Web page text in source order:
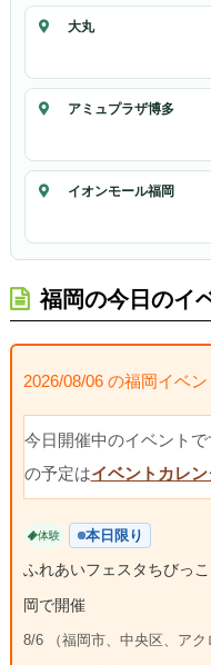
大丸
アミュプラザ博多
イオンモール福岡
福岡の今日のイ
2026/08/06 の福岡イベン
今日開催中のイベント
の予定はイベントカレ
体験 本日限り
ふれあいフェスタちびっ
岡で開催
8/6 （福岡市、中央区、アク